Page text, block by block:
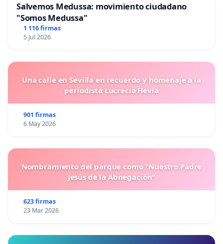
Salvemos Medussa: movimiento ciudadano
"Somos Medussa"
1 116 firmas
5 Jul 2026
Una calle en Sevilla en recuerdo y homenaje a la
periodista Lucrecia Hevia
901 firmas
6 May 2026
Nombramiento del parque como "Nuestro Padre
Jesús de la Abnegación"
623 firmas
23 Mar 2026